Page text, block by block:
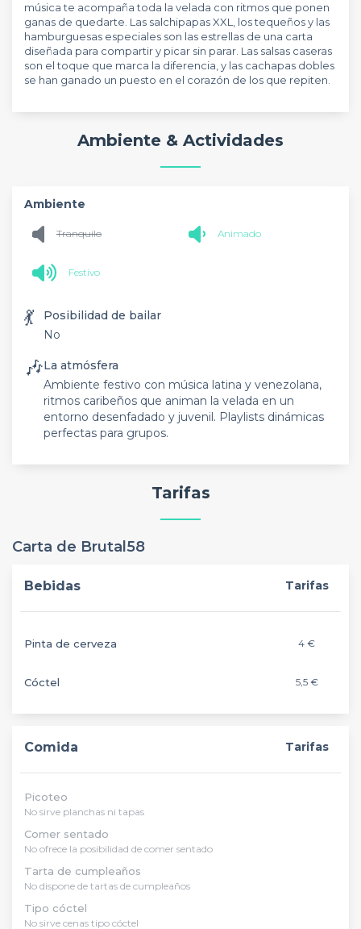
música te acompaña toda la velada con ritmos que ponen
ganas de quedarte. Las salchipapas XXL, los tequeños y las
hamburguesas especiales son las estrellas de una carta
diseñada para compartir y picar sin parar. Las salsas caseras
son el toque que marca la diferencia, y las cachapas dobles
se han ganado un puesto en el corazón de los que repiten.
Ambiente & Actividades
Ambiente
Tranquilo Animado
Festivo
💃
Posibilidad de bailar
No
🎶La atmósfera
Ambiente festivo con música latina y venezolana,
ritmos caribeños que animan la velada en un
entorno desenfadado y juvenil. Playlists dinámicas
perfectas para grupos.
Tarifas
Carta de Brutal58
Bebidas Tarifas
Pinta de cerveza 4 €
Cóctel 5,5 €
Comida Tarifas
Picoteo
No sirve planchas ni tapas
Comer sentado
No ofrece la posibilidad de comer sentado
Tarta de cumpleaños
No dispone de tartas de cumpleaños
Tipo cóctel
No sirve cenas tipo cóctel